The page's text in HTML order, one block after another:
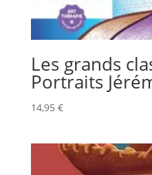
Les grands
Portraits
14,95 €